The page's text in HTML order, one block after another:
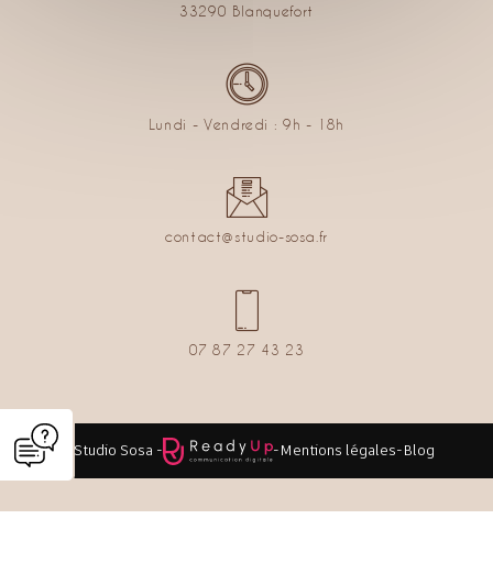
33290 Blanquefort
Lundi - Vendredi : 9h - 18h
contact@studio-sosa.fr
07 87 27 43 23
© Studio Sosa - - Mentions légales- Blog